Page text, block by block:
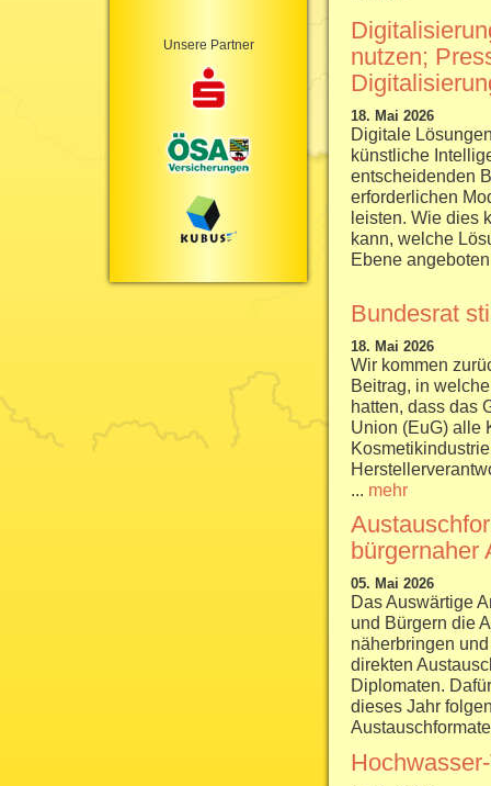
Unsere Partner
nutzen;
18. Mai 2026
Digitale
künstliche
entscheidenden
erforderlichen
leisten. Wie dies
kann, welche
Ebene
Bundesrat
18. Mai 2026
Wir kommen
Beitrag, in
hatten, dass das
Union (EuG) alle
... mehr
bürgernaher
05. Mai 2026
Das Auswärtige
und Bürgern die
näherbringen
direkten
Diplomaten.
dieses Jahr